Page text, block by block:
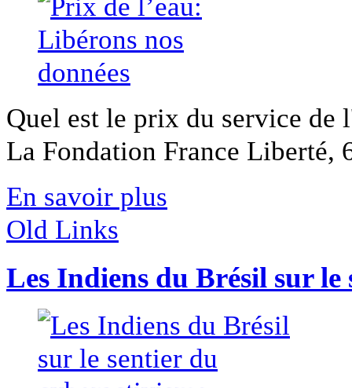
Quel est le prix du service de
La Fondation France
En savoir plus
Old Links
Les Indiens du Brésil sur